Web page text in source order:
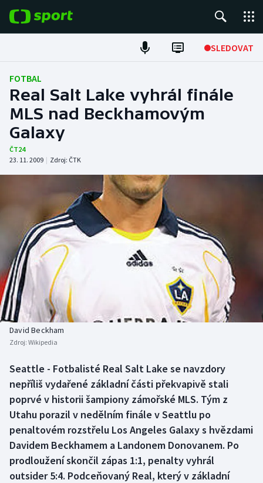
SLEDOVAT
Fotbal
Hokej
Tenis
Atletika
DALŠÍ SPORTY
Americký fotbal
Baseball a softbal
Basketbal
Biatlon
Box
Curling
Dostihy
Florbal
NEPŘEHLÉDNĚTE
Soutěže
Historické návraty
Aplikace ČT sport
FOTBAL
Real Salt Lake vyhrál finále
MLS nad Beckhamovým
Galaxy
ČT24
23. 11. 2009 | Zdroj: ČTK
David Beckham
Zdroj: Wikipedia
Seattle - Fotbalisté Real Salt Lake se navzdory
nepříliš vydařené základní části překvapivě stali
poprvé v historii šampiony zámořské MLS. Tým z
Utahu porazil v nedělním finále v Seattlu po
penaltovém rozstřelu Los Angeles Galaxy s hvězdami
Davidem Beckhamem a Landonem Donovanem. Po
prodloužení skončil zápas 1:1, penalty vyhrál
outsider 5:4. Podceňovaný Real, který v základní